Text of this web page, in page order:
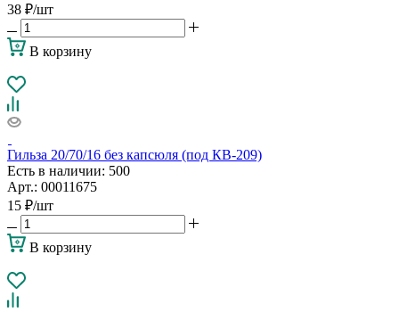
38 ₽/шт
В корзину
Гильза 20/70/16 без капсюля (под КВ-209)
Есть в наличии: 500
Арт.: 00011675
15 ₽/шт
В корзину